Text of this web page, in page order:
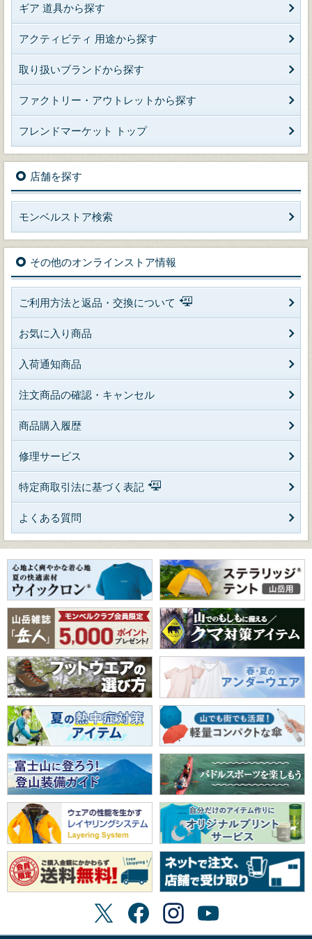
ギア 道具から探す
アクティビティ 用途から探す
取り扱いブランドから探す
ファクトリー・アウトレットから探す
フレンドマーケット トップ
店舗を探す
モンベルストア検索
その他のオンラインストア情報
ご利用方法と返品・交換について
お気に入り商品
入荷通知商品
注文商品の確認・キャンセル
商品購入履歴
修理サービス
特定商取引法に基づく表記
よくある質問